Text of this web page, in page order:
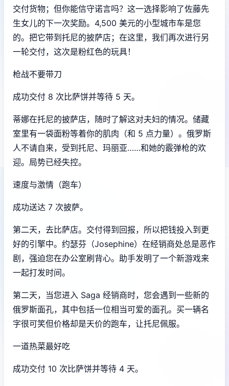
交付货物；但你能信守诺言吗？这一选择影响了佐藤先
生女儿的下一次奖励。4,500 美元的小型城市车是您
的。把它带到托尼的披萨店；在这里，我们再次进行另
一轮交付，这次是粉红色的玩具！
枪战不要带刀
成功交付 8 次比萨饼并等待 5 天。
蒂娜在托尼的披萨店，随时了解这对夫妇的情况。储藏
室里有一袋面粉等着你的肌肉（和 5 点力量）。俄罗斯
人不请自来，受到托尼、玛丽亚……和她的霰弹枪的欢
迎。局势已经失控。
速度与激情（跑车）
成功送达 7 次披萨。
第二天，去比萨店。交付得到回报，所以把钱投入到更
好的引擎中。约瑟芬（Josephine）在经销商处总是恶作
剧，强迫您在办公室刷背心。助手发明了一个新游戏来
一起打发时间。
第二天，当您进入 Saga 经销商时，您会遇到一些新的
俄罗斯面孔，其中包括一位相当可爱的面孔。买一辆名
字很可笑但价格却是天价的跑车，让托尼佩服。
一道热菜最好吃
成功交付 10 次比萨饼并等待 4 天。